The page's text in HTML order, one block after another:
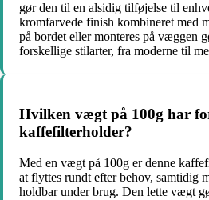
gør den til en alsidig tilføjelse til
kromfarvede finish kombineret med
på bordet eller monteres på væggen
forskellige stilarter, fra moderne til
Hvilken vægt på 100g har
kaffefilterholder?
Med en vægt på 100g er denne
at flyttes rundt efter behov, samtidig
holdbar under brug. Den lette vægt